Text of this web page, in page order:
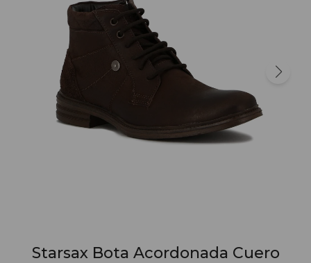
Starsax Bota Acordonada Cuero